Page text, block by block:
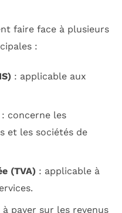
faire face à plusieurs
:
: applicable aux
concerne les
et les sociétés de
(TVA): applicable à
à payer sur les revenus